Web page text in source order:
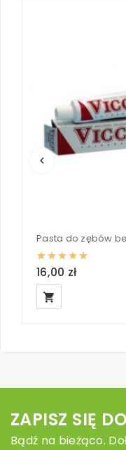
keyboard_arrow_left
Pasta do zębów
16,00 zł
local_grocery_store
ZAPISZ SIĘ
Bądź na bieżąco.